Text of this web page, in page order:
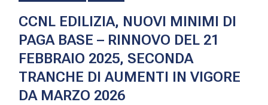
CCNL EDILIZIA, NUOVI MINIMI DI
PAGA BASE – RINNOVO DEL 21
FEBBRAIO 2025, SECONDA
TRANCHE DI AUMENTI IN VIGORE
DA MARZO 2026